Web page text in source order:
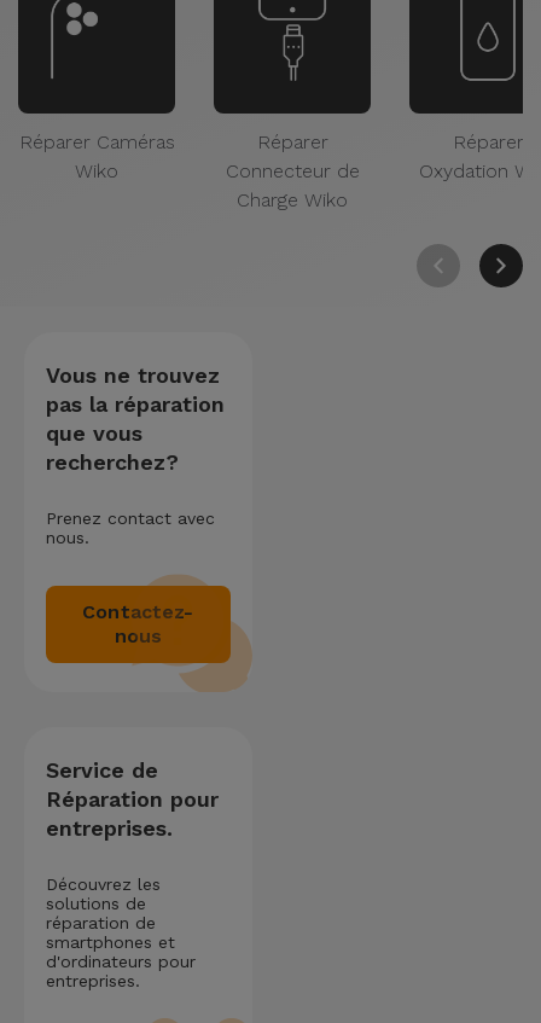
Réparer Caméras
Wiko
Réparer
Connecteur de
Charge Wiko
Réparer
Oxydation
Vous ne trouvez
pas la réparation
que vous
recherchez?
Prenez contact avec
nous.
Contactez-
nous
Service de
Réparation pour
entreprises.
Découvrez les
solutions de
réparation de
smartphones et
d'ordinateurs pour
entreprises.